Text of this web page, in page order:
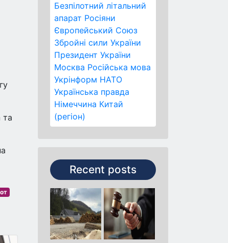
Безпілотний літальний
апарат Росіяни
Європейський Союз
Збройні сили України
Президент України
Москва Російська мова
Укрінформ НАТО
Українська правда
Німеччина Китай
(регіон)
Recent posts
та